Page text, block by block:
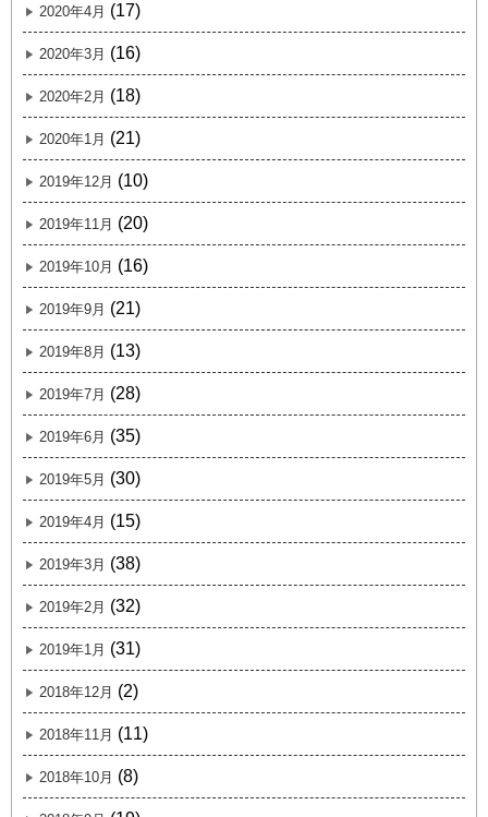
2020年4月 (17)
2020年3月 (16)
2020年2月 (18)
2020年1月 (21)
2019年12月 (10)
2019年11月 (20)
2019年10月 (16)
2019年9月 (21)
2019年8月 (13)
2019年7月 (28)
2019年6月 (35)
2019年5月 (30)
2019年4月 (15)
2019年3月 (38)
2019年2月 (32)
2019年1月 (31)
2018年12月 (2)
2018年11月 (11)
2018年10月 (8)